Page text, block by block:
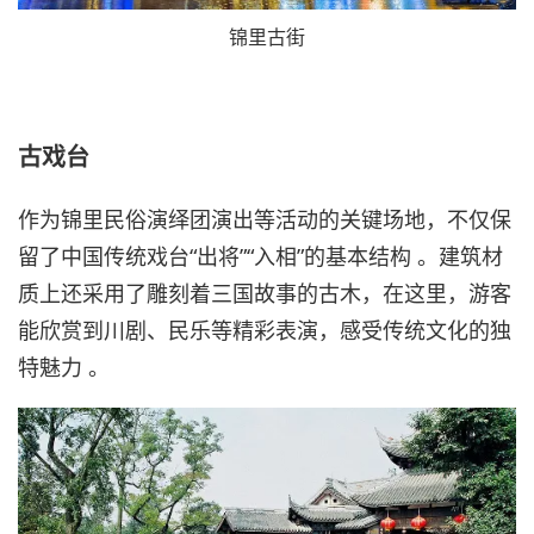
锦里古街
古戏台
作为锦里民俗演绎团演出等活动的关键场地，不仅保
留了中国传统戏台“出将”“入相”的基本结构 。建筑材
质上还采用了雕刻着三国故事的古木，在这里，游客
能欣赏到川剧、民乐等精彩表演，感受传统文化的独
特魅力 。